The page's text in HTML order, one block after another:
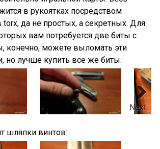
в рукоятках посредством
да не простых, а секретных. Для
вам потребуется две биты с
конечно, можете выломать эти
но лучше купить все же биты.
Next
шляпки винтов: